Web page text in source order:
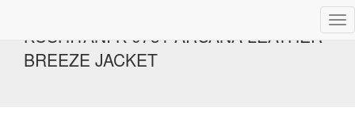
KUSHITANI K-0731 ARCANA LEATHER
BREEZE JACKET